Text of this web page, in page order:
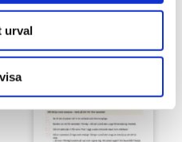
urval
Förbudsklistermärken mot